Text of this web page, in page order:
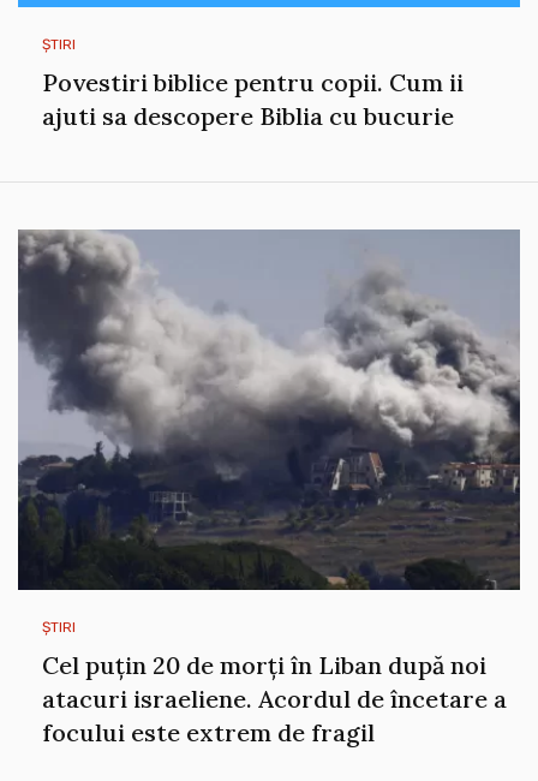
ȘTIRI
Povestiri biblice pentru copii. Cum ii
ajuti sa descopere Biblia cu bucurie
ȘTIRI
Cel puțin 20 de morți în Liban după noi
atacuri israeliene. Acordul de încetare a
focului este extrem de fragil